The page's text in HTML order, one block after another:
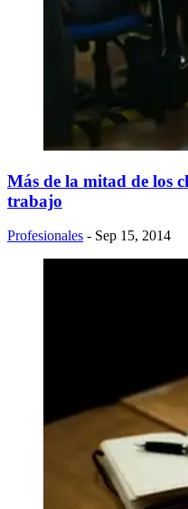
Más de la mitad de los
trabajo
Profesionales - Sep 15, 2014